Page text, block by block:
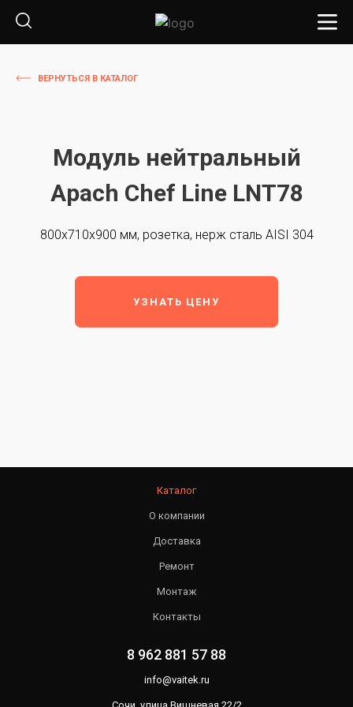
ВЕРНУТЬСЯ В КАТАЛОГ
Модуль нейтральный
Apach Chef Line LNT78
800х710х900 мм, розетка, нерж сталь AISI 304
УЗНАТЬ ЦЕНУ
Каталог
О компании
Доставка
Ремонт
Монтаж
Контакты
8 962 881 57 88
info@vaitek.ru